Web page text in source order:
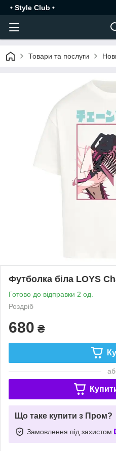
• Style Club •
Товари та послуги
Футболка біла LOYS
Готово до відправки 2 од.
Роздріб
680 ₴
Що таке купити з Пром?
Замовлення під захистом